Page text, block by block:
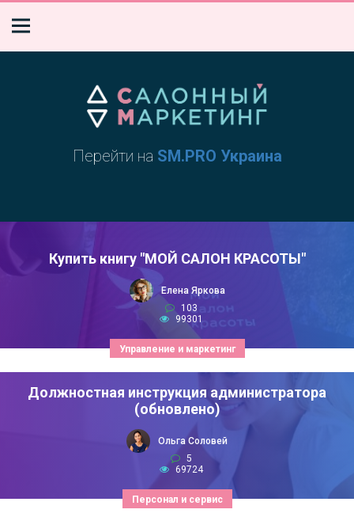
Перейти на SM.PRO Украина
Управление и маркетинг
Купить книгу "МОЙ САЛОН КРАСОТЫ"
Елена Яркова
103
99301
Персонал и сервис
Должностная инструкция администратора
(обновлено)
Ольга Соловей
5
69724